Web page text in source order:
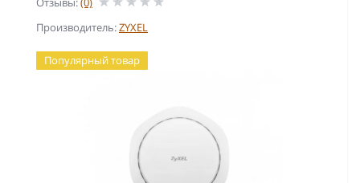
Производитель:ZYXEL
Популярный товар